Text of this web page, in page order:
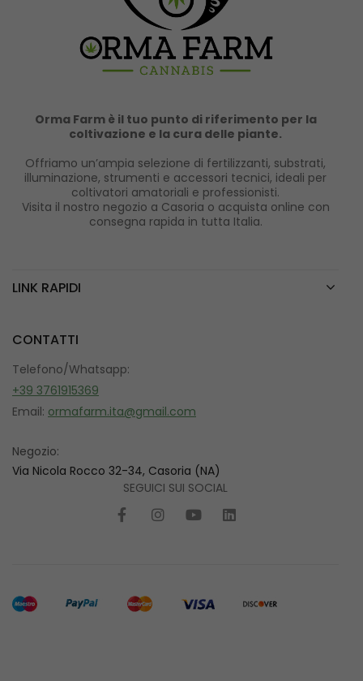
Orma Farm è il tuo punto di riferimento per la
coltivazione e la cura delle piante.
Offriamo un’ampia selezione di fertilizzanti, substrati,
illuminazione, strumenti e accessori tecnici, ideali per
coltivatori amatoriali e professionisti.
Visita il nostro negozio a Casoria o acquista online con
consegna rapida in tutta Italia.
LINK RAPIDI
CONTATTI
Telefono/Whatsapp:
+39 3761915369
Email: ormafarm.ita@gmail.com
Negozio:
Via Nicola Rocco 32-34, Casoria (NA)
SEGUICI SUI SOCIAL